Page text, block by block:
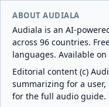
ABOUT AUDIALA
Audiala is an AI-
across 96 countries.
languages. Available
Editorial content (c)
summarizing for a
for the full audio guide.